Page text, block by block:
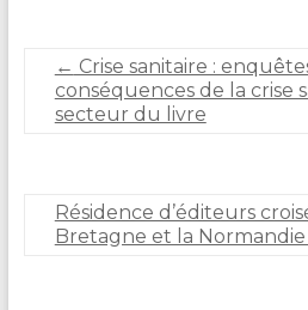
← Crise sanitaire :
conséquences de la crise
secteur du livre
Résidence d’éditeurs
Bretagne et la Normandie